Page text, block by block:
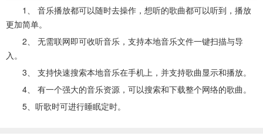
1、 音乐播放都可以随时去操作，想听的歌曲都可以听到，播放
更加简单。
2、 无需联网即可收听音乐，支持本地音乐文件一键扫描与导
入。
3、 支持快速搜索本地音乐在手机上，并支持歌曲显示和播放。
4、 有一个强大的音乐资源，可以搜索和下载整个网络的歌曲。
5、听歌时可进行睡眠定时。